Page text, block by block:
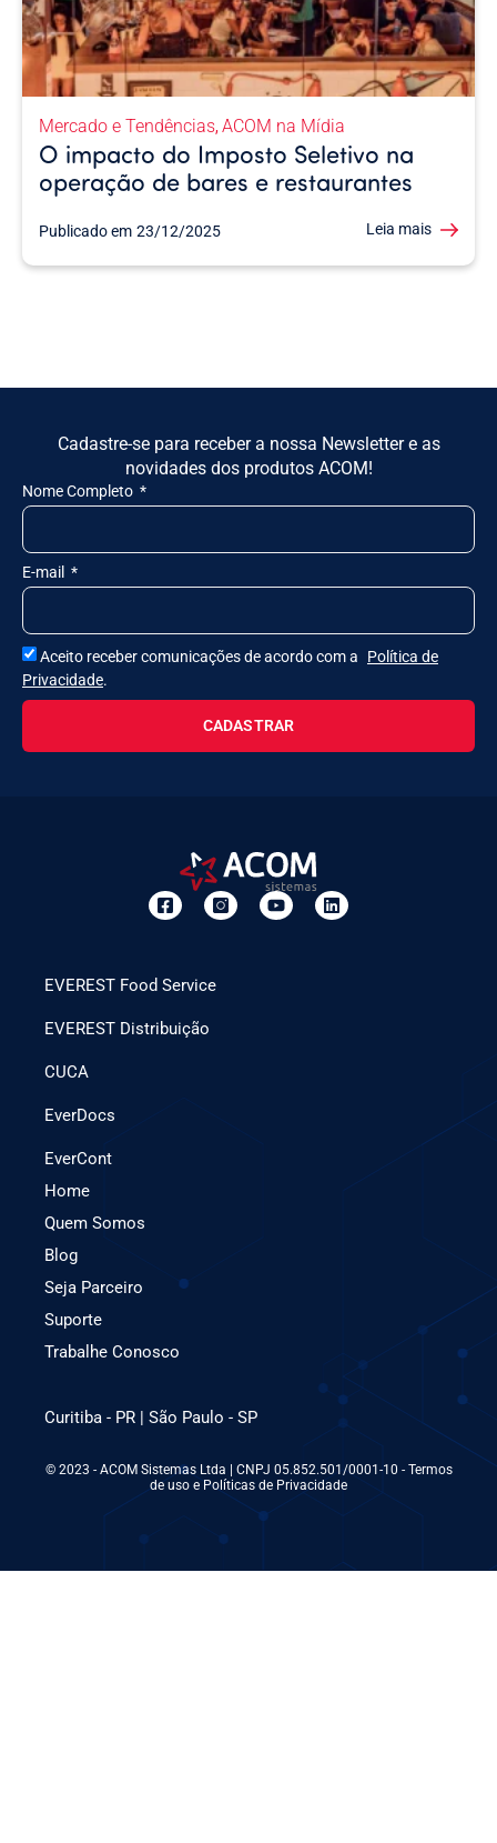
Mercado e Tendências,ACOM na Mídia
O impacto do Imposto Seletivo na
operação de bares e restaurantes
Publicado em 23/12/2025 Leia mais
Cadastre-se para receber a nossa Newsletter e as
novidades dos produtos ACOM!
Nome Completo
E-mail
Aceito receber comunicações de acordo com a
Política de
Privacidade.
CADASTRAR
EVEREST Food Service
EVEREST Distribuição
CUCA
EverDocs
EverCont
Home
Quem Somos
Blog
Seja Parceiro
Suporte
Trabalhe Conosco
Curitiba - PR | São Paulo - SP
© 2023 - ACOM Sistemas Ltda | CNPJ 05.852.501/0001-10 - Termos
de uso e Políticas de Privacidade